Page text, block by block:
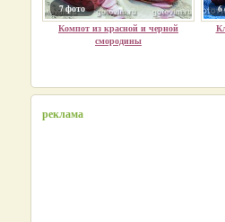
7 фото
Компот из красной и черной
смородины
6
реклама